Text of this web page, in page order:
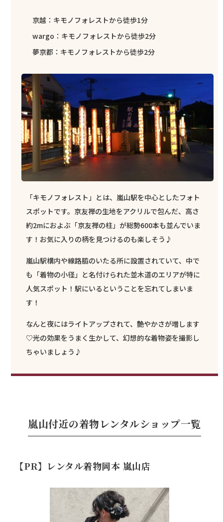
京越：キモノフォレストから徒歩1分
wargo：キモノフォレストから徒歩2分
夢京都：キモノフォレストから徒歩2分
「キモノフォレスト」とは、嵐山駅を中心としたフォト
スポットです。京友禅の生地をアクリルで包んだ、高さ
約2mにおよぶ「京友禅の柱」が総勢600本も並んでいま
す！お気に入りの柄を見つけるのも楽しそう♪
嵐山駅構内や線路脇のいたる所に設置されていて、中で
も「着物の小径」と名付けられた並木道のエリアが特に
人気スポット！駅にいるということを忘れてしまいま
す！
なんと夜にはライトアップされて、艶やかさが増します
♡光の効果をうまく生かして、幻想的な着物姿を撮影し
ちゃいましょう♪
嵐山付近の着物レンタルショップ一覧
【PR】レンタル着物岡本 嵐山店